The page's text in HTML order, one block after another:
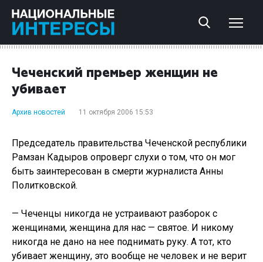
Чеченский премьер женщин не
убивает
Архив новостей 11 октября 2006 15:53
Председатель правительства Чеченской республики
Рамзан Кадыров опроверг слухи о том, что он мог
быть заинтересован в смерти журналиста Анны
Политковской.
— Чеченцы никогда не устраивают разборок с
женщинами, женщина для нас — святое. И никому
никогда не дано на нее поднимать руку. А тот, кто
убивает женщину, это вообще не человек и не верит